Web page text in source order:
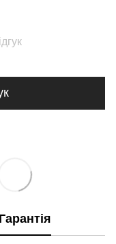
Гарантія